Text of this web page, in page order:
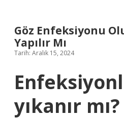
Göz Enfeksiyonu
Yapılır Mı
Tarih: Aralık 15, 2024
yıkanır mı?